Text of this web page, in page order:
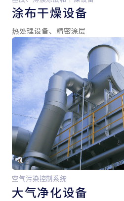
涂布干燥设备
热处理设备、精密涂层
空气污染控制系统
大气净化设备